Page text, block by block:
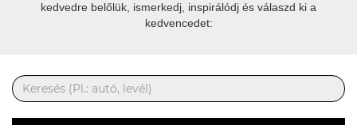
kedvedre belőlük, ismerkedj, inspirálódj és válaszd ki a
kedvencedet: